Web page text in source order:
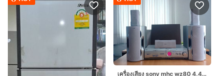
เครื่องเสียง sony mhc wz80 4,400 วัตต์